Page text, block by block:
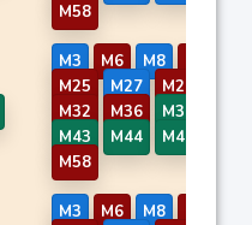
M58
M3 M6 M8
M25
M27 M29
M32
M36 M37
M43
M44 M46
M58
M3 M6 M8